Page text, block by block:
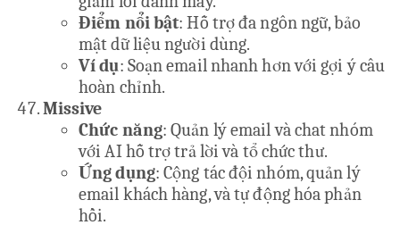
Điểm nổi bật: Hỗ trợ đa ngôn ngữ, bảo
mật dữ liệu người dùng.
Ví dụ: Soạn email nhanh hơn với gợi ý câu
hoàn chỉnh.
Missive
Chức năng: Quản lý email và chat nhóm
với AI hỗ trợ trả lời và tổ chức thư.
Ứng dụng: Cộng tác đội nhóm, quản lý
email khách hàng, và tự động hóa phản
hồi.